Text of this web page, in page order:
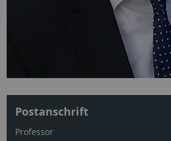
Postanschrift
Professor